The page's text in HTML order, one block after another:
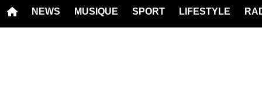
NEWS MUSIQUE SPORT LIFESTYLE